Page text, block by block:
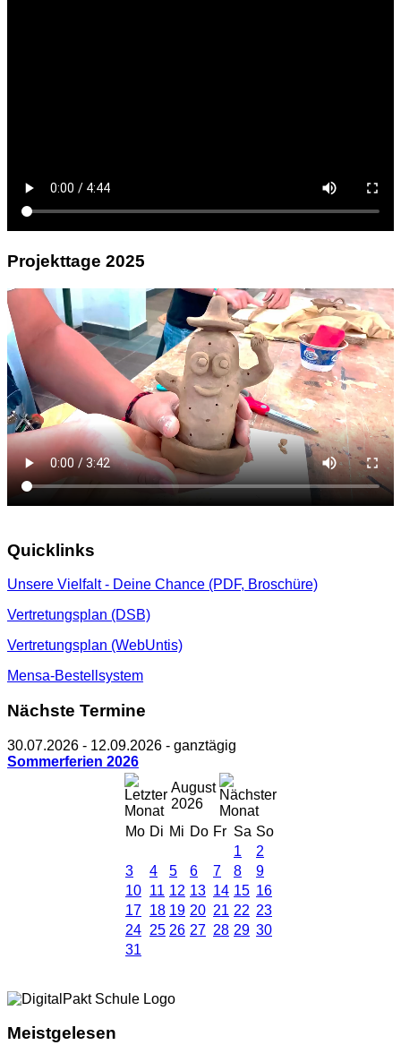
Projekttage 2025
Quicklinks
Unsere Vielfalt - Deine Chance (PDF, Broschüre)
Vertretungsplan (DSB)
Vertretungsplan (WebUntis)
Mensa-Bestellsystem
Nächste Termine
30.07.2026 - 12.09.2026 - ganztägig
Sommerferien 2026
August
2026
Mo Di Mi Do Fr Sa So
1
2
3
4 5 6 7 8
9
10 11 12 13 14 15 16
17 18 19 20 21 22 23
24 25 26 27 28 29 30
31
Meistgelesen